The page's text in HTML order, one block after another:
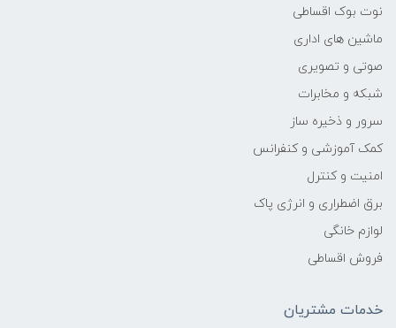
نوت بوک اقساطی
ماشین های اداری
صوتی و تصویری
شبکه و مخابرات
سرور و ذخیره ساز
کمک آموزشی و کنفرانس
امنیت و کنترل
برق اضطراری و انرژی پاک
لوازم خانگی
فروش اقساطی
خدمات مشتریان